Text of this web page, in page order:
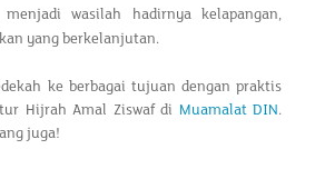
wasilah hadirnya kelapangan,
yang berkelanjutan.
ke berbagai tujuan dengan praktis
Hijrah Amal Ziswaf di Muamalat DIN.
juga!